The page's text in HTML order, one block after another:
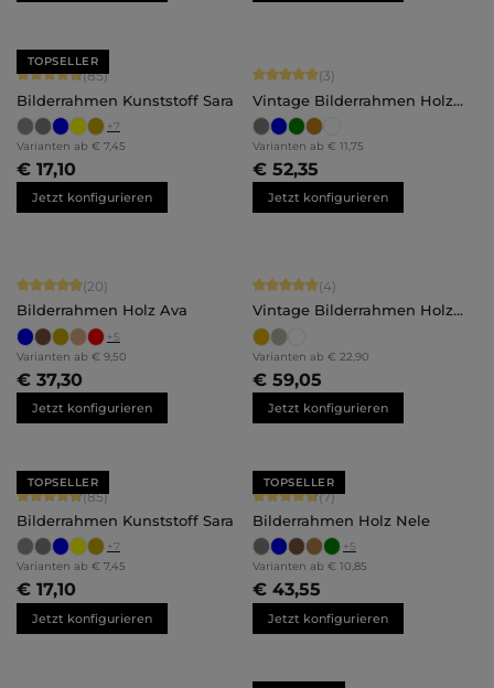
TOPSELLER
Durchschnittliche Bewertung von 4.71 von 5 Sternen
(85)
Bilderrahmen Kunststoff Sara
+7
Varianten ab € 7,45
€ 17,10
Jetzt konfigurieren
Durchschnittliche Bewertung von 5
(3)
Vintage Bilderrahmen Holz
Finja
Varianten ab € 11,75
€ 52,35
Jetzt konfigurieren
Durchschnittliche Bewertung von 4.9 von 5 Sternen
(20)
Bilderrahmen Holz Ava
+5
Varianten ab € 9,50
€ 37,30
Jetzt konfigurieren
Durchschnittliche Bewertung von 5
(4)
Vintage Bilderrahmen Holz
Lysann
Varianten ab € 22,90
€ 59,05
Jetzt konfigurieren
TOPSELLER
Durchschnittliche Bewertung von 4.71 von 5 Sternen
(85)
Bilderrahmen Kunststoff Sara
+7
Varianten ab € 7,45
€ 17,10
Jetzt konfigurieren
TOPSELLER
Durchschnittliche Bewertung von
(7)
Bilderrahmen Holz Nele
+5
Varianten ab € 10,85
€ 43,55
Jetzt konfigurieren